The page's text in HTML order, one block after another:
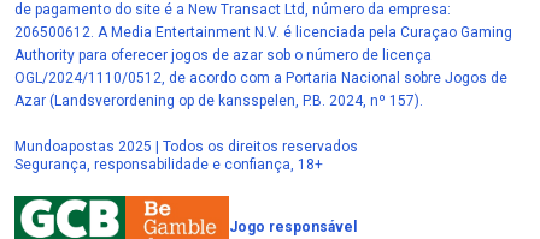
de pagamento do site é a New Transact Ltd, número da empresa:
206500612. A Media Entertainment N.V. é licenciada pela Curaçao Gaming
Authority para oferecer jogos de azar sob o número de licença
OGL/2024/1110/0512, de acordo com a Portaria Nacional sobre Jogos de
Azar (Landsverordening op de kansspelen, P.B. 2024, nº 157).
Mundoapostas 2025 | Todos os direitos reservados
Segurança, responsabilidade e confiança, 18+
Jogo responsável